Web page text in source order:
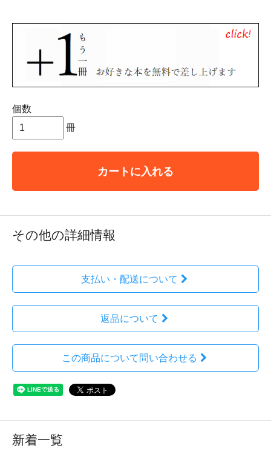
個数
冊
カートに入れる
その他の詳細情報
支払い・配送について
返品について
この商品について問い合わせる
新着一覧